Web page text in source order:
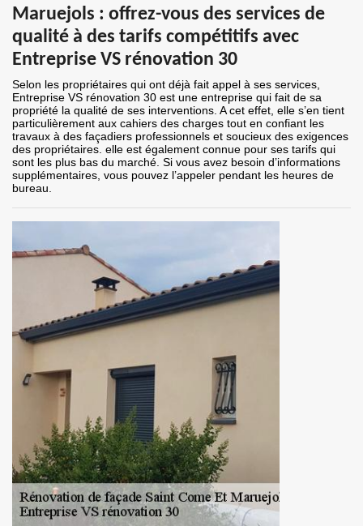
Maruejols : offrez-vous des services de
qualité à des tarifs compétitifs avec
Entreprise VS rénovation 30
Selon les propriétaires qui ont déjà fait appel à ses services,
Entreprise VS rénovation 30 est une entreprise qui fait de sa
propriété la qualité de ses interventions. A cet effet, elle s’en tient
particulièrement aux cahiers des charges tout en confiant les
travaux à des façadiers professionnels et soucieux des exigences
des propriétaires. elle est également connue pour ses tarifs qui
sont les plus bas du marché. Si vous avez besoin d’informations
supplémentaires, vous pouvez l’appeler pendant les heures de
bureau.